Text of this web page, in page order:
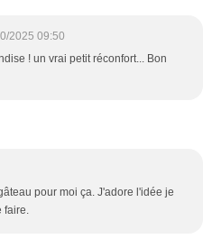
2025 09:50
! un vrai petit réconfort... Bon
pour moi ça. J'adore l'idée je